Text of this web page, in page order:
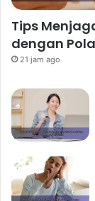
Tips
dengan
21 jam ago